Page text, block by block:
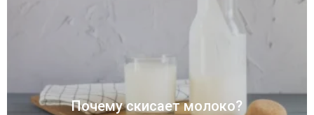
Почему скисает молоко?